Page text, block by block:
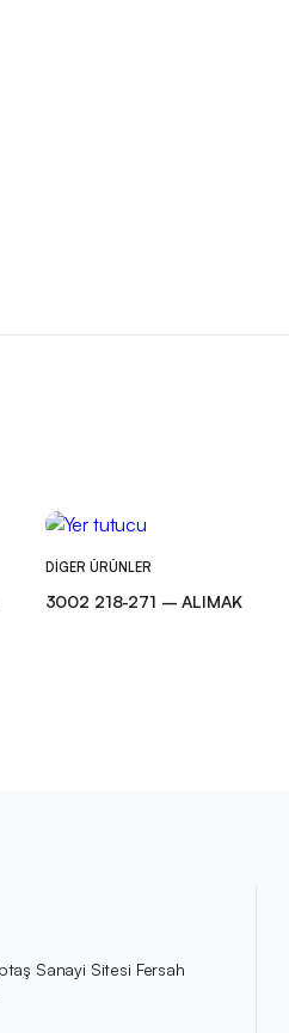
DIGER ÜRÜNLER
3002 218-271 – ALIMAK
Sanayi Sitesi Fersah